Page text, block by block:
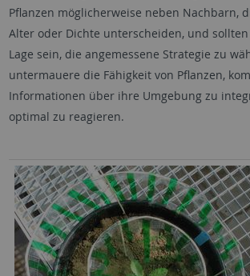
Pflanzen möglicherweise neben Nachbarn,
Alter oder Dichte unterscheiden, und
Lage sein, die angemessene Strategie zu
untermauere die Fähigkeit von Pflanzen,
Informationen über ihre Umgebung zu
optimal zu reagieren.